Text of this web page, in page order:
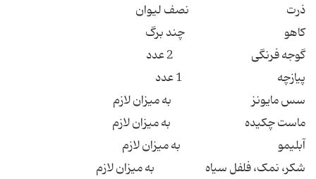
ذرت نصف لیوان
کاهو چند برگ
گوجه فرنگی 2 عدد
پیازچه 1 عدد
سس مایونز به میزان لازم
ماست چکیده به میزان لازم
آبلیمو به میزان لازم
شکر، نمک، فلفل سیاه به میزان لازم